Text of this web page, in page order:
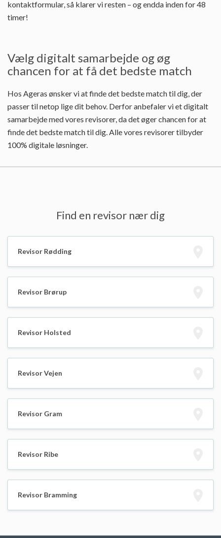
kontaktformular, så klarer vi resten – og endda inden for 48
timer!
Vælg digitalt samarbejde og øg
chancen for at få det bedste match
Hos Ageras ønsker vi at finde det bedste match til dig, der
passer til netop lige dit behov. Derfor anbefaler vi et digitalt
samarbejde med vores revisorer, da det øger chancen for at
finde det bedste match til dig. Alle vores revisorer tilbyder
100% digitale løsninger.
Find en revisor nær dig
Revisor Rødding
Revisor Brørup
Revisor Holsted
Revisor Vejen
Revisor Gram
Revisor Ribe
Revisor Bramming